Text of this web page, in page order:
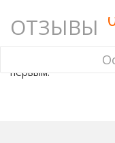
ОТЗЫВЫ
У этого товара нет
первым.